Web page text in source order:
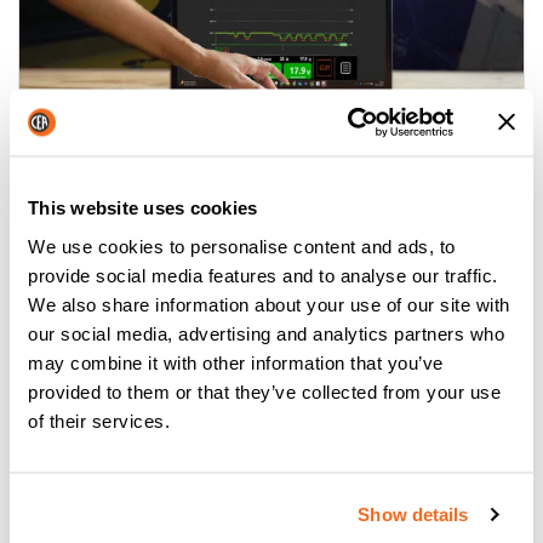
This website uses cookies
We use cookies to personalise content and ads, to
provide social media features and to analyse our traffic.
We also share information about your use of our site with
our social media, advertising and analytics partners who
may combine it with other information that you’ve
provided to them or that they’ve collected from your use
of their services.
Show details
CWS: CEA WELDING SUPERVISOR
Per saperne di più